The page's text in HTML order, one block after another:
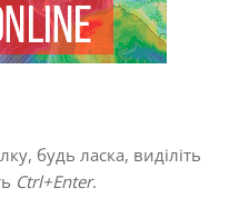
будь ласка, виділіть
Ctrl+Enter.